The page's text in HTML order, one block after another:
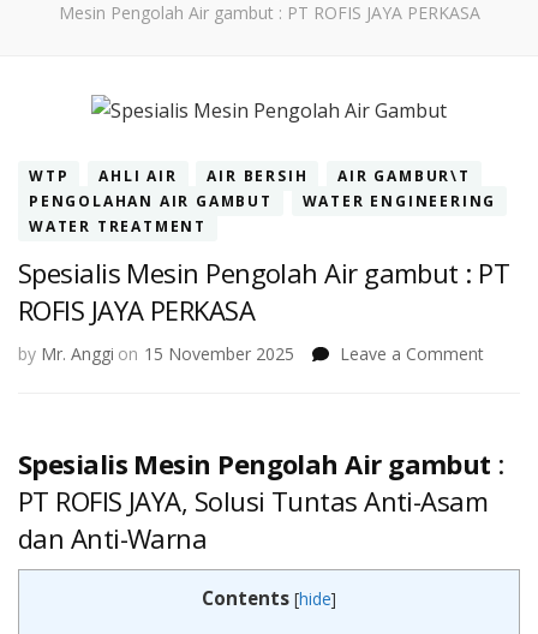
Mesin Pengolah Air gambut : PT ROFIS JAYA PERKASA
WTP AHLI AIR AIR BERSIH
AIR GAMBUR\T
PENGOLAHAN AIR GAMBUT
WATER ENGINEERING
WATER TREATMENT
Spesialis Mesin Pengolah Air gambut : PT
ROFIS JAYA PERKASA
by Mr. Anggi on 15 November 2025 Leave a Commenton
Air
:
Spesialis Mesin Pengolah Air gambut :
PT ROFIS JAYA, Solusi Tuntas Anti-Asam
dan Anti-Warna
Contents [hide]